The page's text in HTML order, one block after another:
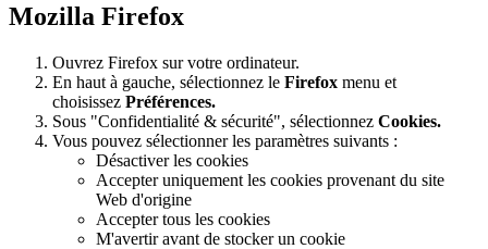
Mozilla Firefox
Ouvrez Firefox sur votre ordinateur.
En haut à gauche, sélectionnez le Firefox menu et
choisissez Préférences.
Sous "Confidentialité & sécurité", sélectionnez Cookies.
Vous pouvez sélectionner les paramètres suivants :
Désactiver les cookies
Accepter uniquement les cookies provenant du site
Web d'origine
Accepter tous les cookies
M'avertir avant de stocker un cookie